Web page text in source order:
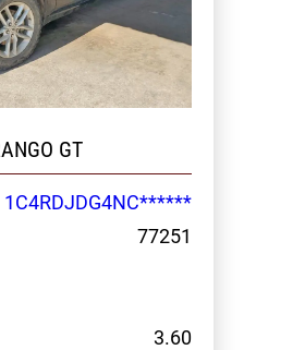
GT
1C4RDJDG4NC******
77251
3.60